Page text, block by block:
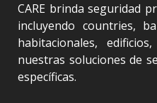
CARE brinda seguridad
incluyendo countries,
habitacionales,
nuestras soluciones de
específicas.